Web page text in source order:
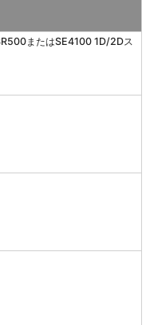
またはSE4100 1D/2Dス